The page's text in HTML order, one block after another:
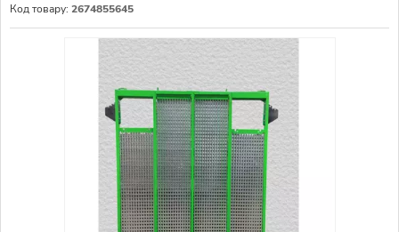
Код товару: 2674855645